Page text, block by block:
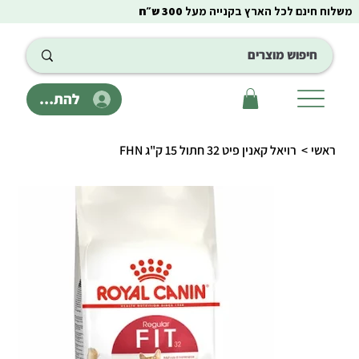
להתחבר
משלוח חינם לכל הארץ בקנייה מעל 300 ש״ח
ראשי > רויאל קאנין פיט 32 חתול 15 ק"ג FHN